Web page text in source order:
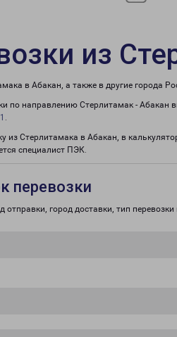
из
в Абакан, а также в другие города
по направлению Стерлитамак - Абакан
.
из Стерлитамака в Абакан, в
специалист ПЭК.
перевозки
город доставки, тип перевозки